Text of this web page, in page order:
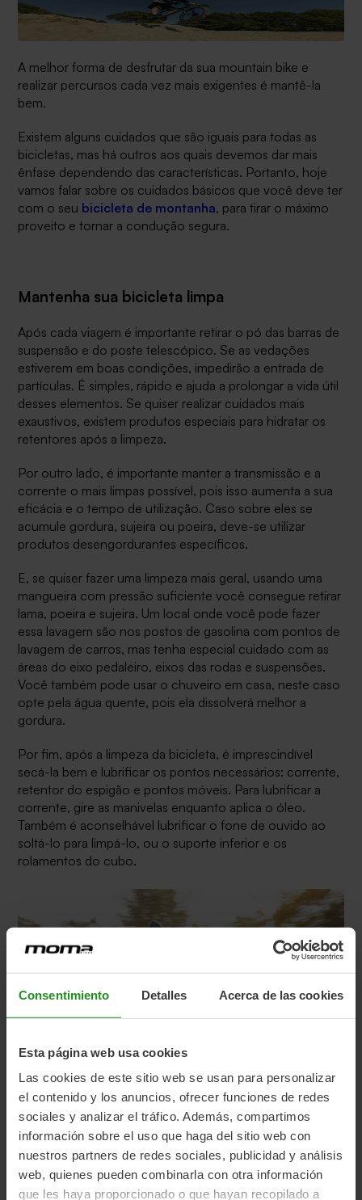
Consentimiento Detalles Acerca de las cookies
Esta página web usa cookies
Las cookies de este sitio web se usan para personalizar
el contenido y los anuncios, ofrecer funciones de redes
sociales y analizar el tráfico. Además, compartimos
información sobre el uso que haga del sitio web con
nuestros partners de redes sociales, publicidad y análisis
web, quienes pueden combinarla con otra información
que les haya proporcionado o que hayan recopilado a
A melhor forma de desfrutar da sua mountain bike e
realizar percursos cada vez mais exigentes é mantê-la
bem.
Existem alguns cuidados que são iguais para todas as
bicicletas, mas há outros aos quais devemos dar mais
ênfase dependendo das características. Portanto, hoje
vamos falar sobre os cuidados básicos que você deve ter
com o seu bicicleta de montanha, para tirar o máximo
proveito e tornar a condução segura.
Mantenha sua bicicleta limpa
Após cada viagem é importante retirar o pó das barras de
suspensão e do poste telescópico. Se as vedações
estiverem em boas condições, impedirão a entrada de
partículas. É simples, rápido e ajuda a prolongar a vida útil
desses elementos. Se quiser realizar cuidados mais
exaustivos, existem produtos especiais para hidratar os
retentores após a limpeza.
Por outro lado, é importante manter a transmissão e a
corrente o mais limpas possível, pois isso aumenta a sua
eficácia e o tempo de utilização. Caso sobre eles se
acumule gordura, sujeira ou poeira, deve-se utilizar
produtos desengordurantes específicos.
E, se quiser fazer uma limpeza mais geral, usando uma
mangueira com pressão suficiente você consegue retirar
lama, poeira e sujeira. Um local onde você pode fazer
essa lavagem são nos postos de gasolina com pontos de
lavagem de carros, mas tenha especial cuidado com as
áreas do eixo pedaleiro, eixos das rodas e suspensões.
Você também pode usar o chuveiro em casa, neste caso
opte pela água quente, pois ela dissolverá melhor a
gordura.
Por fim, após a limpeza da bicicleta, é imprescindível
secá-la bem e lubrificar os pontos necessários: corrente,
retentor do espigão e pontos móveis. Para lubrificar a
corrente, gire as manivelas enquanto aplica o óleo.
Também é aconselhável lubrificar o fone de ouvido ao
soltá-lo para limpá-lo, ou o suporte inferior e os
rolamentos do cubo.
Verifique os parafusos e o aperto
Verificar se os parafusos estão bem apertados é
importante para desfrutar do percurso com segurança.